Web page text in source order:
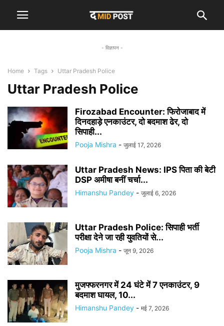
- विज्ञापन -
Home Tags Uttar Pradesh Police
Uttar Pradesh Police
Firozabad Encounter: फिरोजाबाद में
दिनदहाड़े एनकाउंटर, दो बदमाश ढेर, दो
सिपाही...
Pooja Mishra - जुलाई 17, 2026
Uttar Pradesh News: IPS पिता की बेटी
DSP अमीषा बनीं चर्चा...
Himanshu Pandey - जुलाई 6, 2026
Uttar Pradesh Police: सिपाही भर्ती
परीक्षा देने जा रही युवतियों से...
Pooja Mishra - जून 9, 2026
मुजफ्फरनगर में 24 घंटे में 7 एनकाउंटर, 9
बदमाश घायल, 10...
Himanshu Pandey - मई 7, 2026